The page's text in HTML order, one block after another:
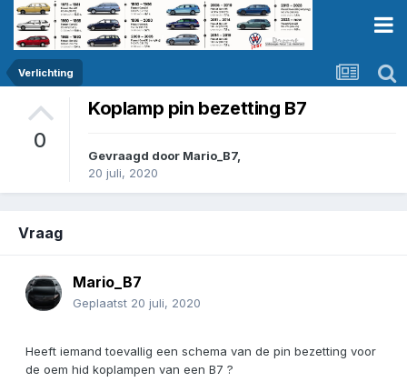
Verlichting
0
Koplamp pin bezetting B7
Gevraagd door Mario_B7,
20 juli, 2020
Vraag
Mario_B7
Geplaatst 20 juli, 2020
Heeft iemand toevallig een schema van de pin bezetting voor
de oem hid koplampen van een B7 ?